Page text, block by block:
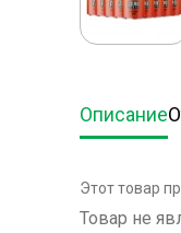
Описание
Этот товар
Товар не